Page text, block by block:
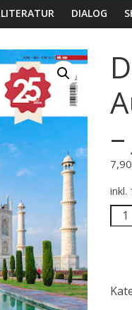
LITERATUR DIALOG
7,90
inkl.
Die
100